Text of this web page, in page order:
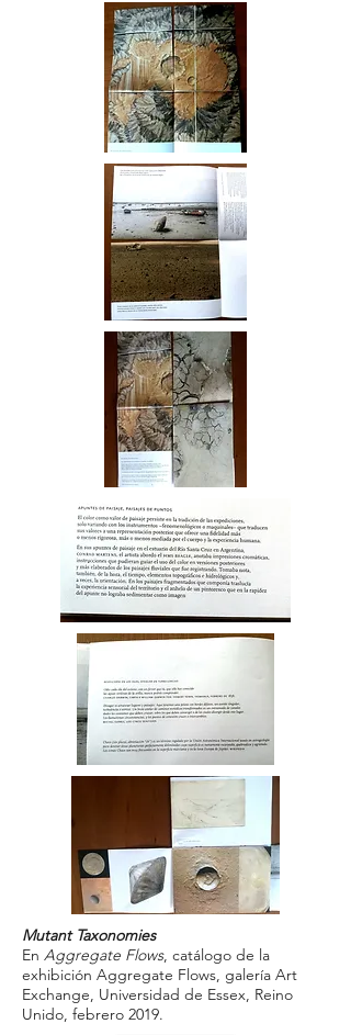
Mutant Taxonomies
En Aggregate Flows, catálogo de la
exhibición Aggregate Flows, galería Art
Exchange, Universidad de Essex, Reino
Unido, febrero 2019.